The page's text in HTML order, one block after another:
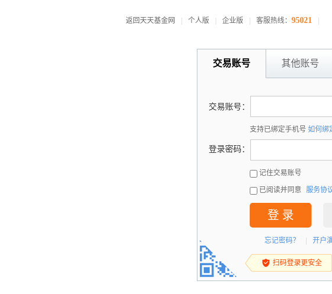
返回天天基金网 个人版 企业版 客服热线： 95021
交易账号 其他账号
交易账号：
支持已绑定手机号 如何绑
登录密码：
记住交易账号
已阅读并同意 服务协
登 录
忘记密码？ 开户
扫码登录更安全